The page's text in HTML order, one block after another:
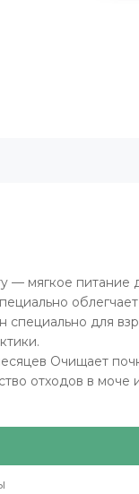
— мягкое
специально для
Очищает
отходов в